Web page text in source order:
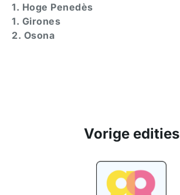
1. Hoge Penedès
1. Girones
2. Osona
Vorige edities